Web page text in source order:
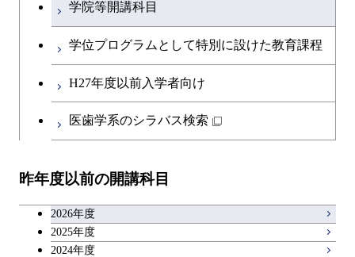
人間医療科学技術コース
物質・情報卓越コース
知能情報コース
エネルギー・情報コース
人間医療科学技術コース
物質・情報卓越コース
超スマート社会卓越コース
物質・情報卓越コース
コース
都市・環境学コース
超スマート社会卓越コース
コース
都市・環境学コース
開閉
エネルギーコース
エネルギー・情報コース
エンジニアリングデザイン
原子核工学コース
社会・人間科学コース
超スマート社会卓越コース
イノベーション科学系
イノベーション科学コース
人間医療科学技術コース
技術経営専門職学位課程
開閉
技術経営専門職学位課程
専門科目
英語科目
第二外国語科目
キャリア科目
学院等開講科目
学位プログラムとして特別に設けた教育課程
H27年度以前入学者向け
医歯学系のシラバス検索
昨年度以前の開講科目
2026年度
2025年度
2024年度